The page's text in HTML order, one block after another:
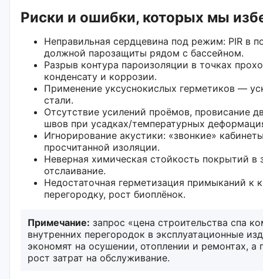
Риски и ошибки, которых мы
Неправильная сердцевина под режим: PIR в
должной парозащиты рядом с бассейном.
Разрыв контура пароизоляции в точках
конденсату и коррозии.
Применение уксуснокислых герметиков —
стали.
Отсутствие усилений проёмов, провисание
швов при усадках/температурных
Игнорирование акустики: «звонкие»
просчитанной изоляции.
Неверная химическая стойкость покрытий
отслаивание.
Недостаточная герметизация примыканий к
перегородку, рост биоплёнок.
Примечание: запрос «цена строительства спа
внутренних перегородок в эксплуатационные
экономят на осушении, отоплении и ремонтах, а
рост затрат на обслуживание.